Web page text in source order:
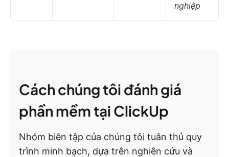
nghiệp
Cách chúng tôi đánh giá
phần mềm tại ClickUp
Nhóm biên tập của chúng tôi tuân thủ quy
trình minh bạch, dựa trên nghiên cứu và